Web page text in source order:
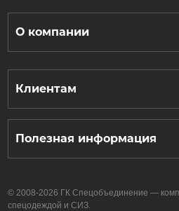
О компании
Клиентам
Полезная информация
© 2008-2026 ГК Спецобъединение —
спецодеждой и СИЗ.